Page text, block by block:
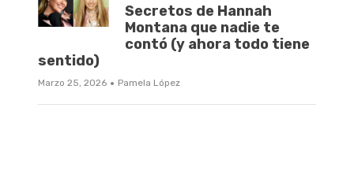
Secretos de Hannah
Montana que nadie te
contó (y ahora todo tiene
sentido)
Marzo 25, 2026 · Pamela López